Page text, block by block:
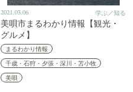
2021.03.06 学ぶ／知る
美唄市まるわかり情報【観光・
グルメ】
まるわかり情報
千歳・石狩・夕張・深川・苫小牧
美唄